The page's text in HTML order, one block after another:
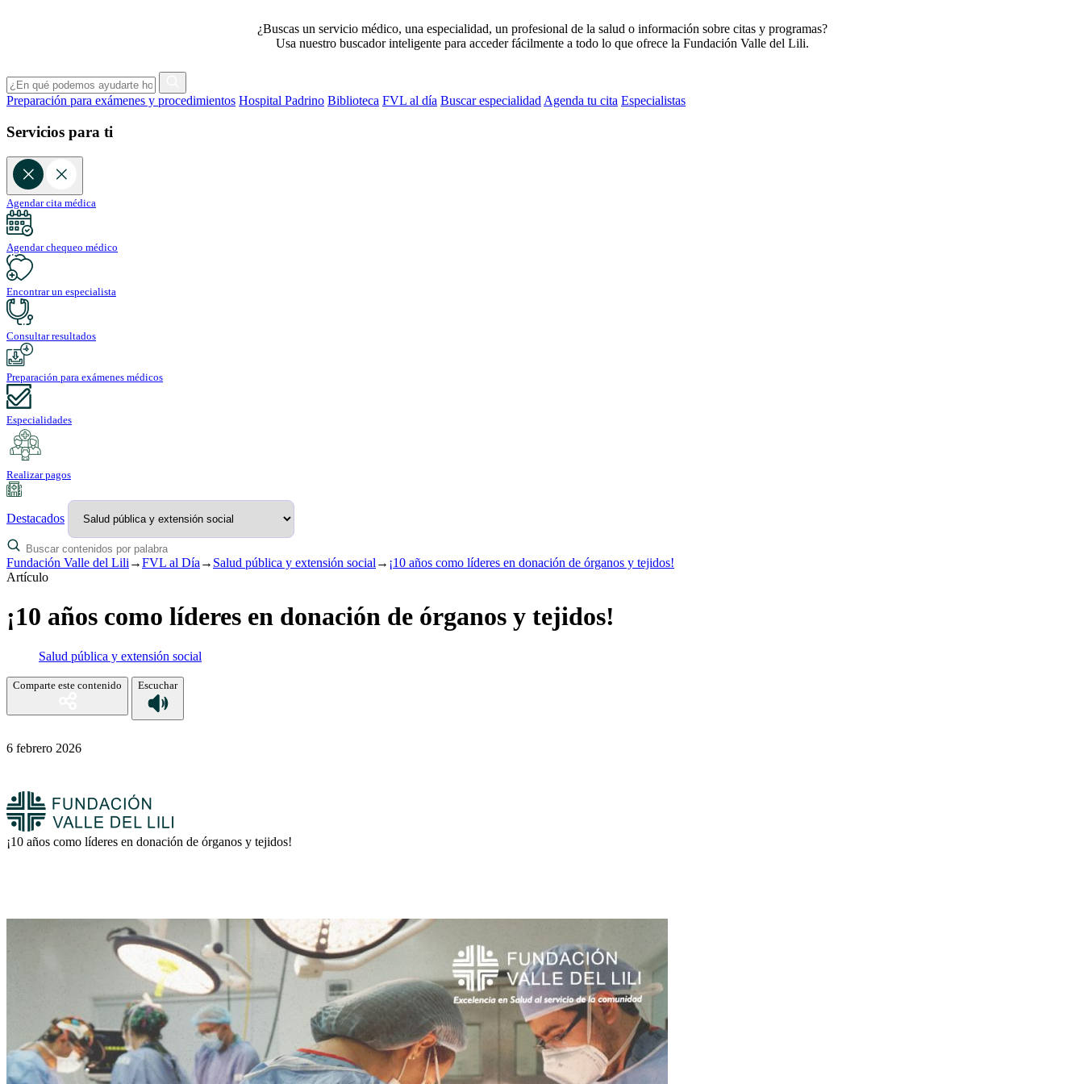
¿Buscas un servicio médico, una especialidad, un profesional de la salud o información sobre citas y programas?
Usa nuestro buscador inteligente para acceder fácilmente a todo lo que ofrece la Fundación Valle del Lili.
Preparación para exámenes y procedimientos Hospital Padrino Biblioteca FVL al día Buscar especialidad Agenda tu cita Especialistas
Servicios para ti
Agendar cita médica
Agendar chequeo médico
Encontrar un especialista
Consultar resultados
Preparación para exámenes médicos
Especialidades
Realizar pagos
Destacados
Fundación Valle del Lili →FVL al Día → Salud pública y extensión social → ¡10 años como líderes en donación de órganos y tejidos!
Artículo
¡10 años como líderes en donación de órganos y tejidos!
Salud pública y extensión social
Comparte este contenido Escuchar
6 febrero 2026
¡10 años como líderes en donación de órganos y tejidos!